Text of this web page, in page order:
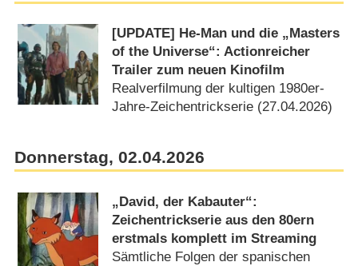
[UPDATE] He-Man und die „Masters
of the Universe“: Actionreicher
Trailer zum neuen Kinofilm
Realverfilmung der kultigen 1980er-
Jahre-Zeichentrickserie (27.04.2026)
Donnerstag, 02.04.2026
„David, der Kabauter“:
Zeichentrickserie aus den 80ern
erstmals komplett im Streaming
Sämtliche Folgen der spanischen